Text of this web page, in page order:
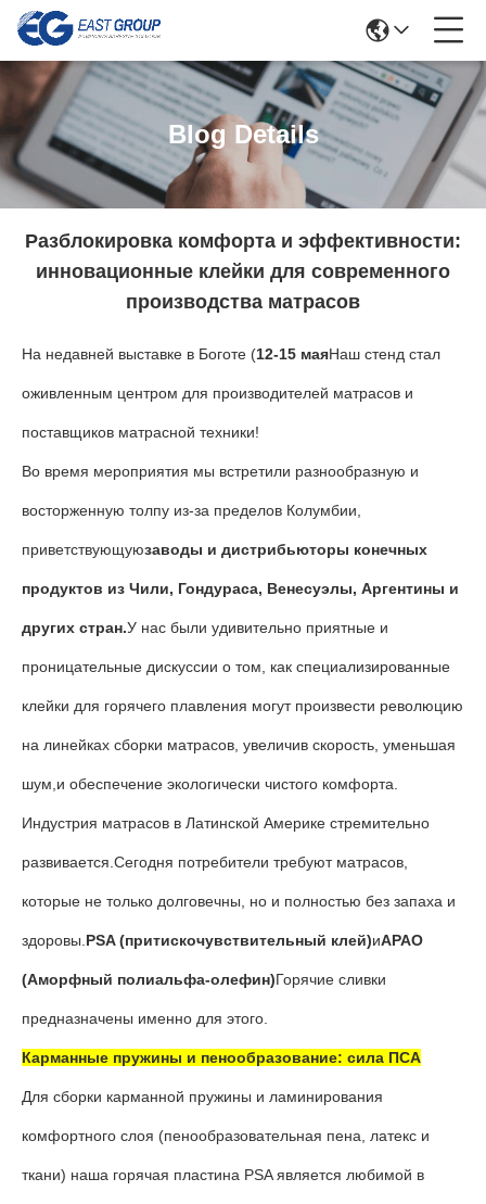
Blog Details
Разблокировка комфорта и эффективности:
инновационные клейки для современного
производства матрасов
На недавней выставке в Боготе (12-15 маяНаш стенд стал
оживленным центром для производителей матрасов и
поставщиков матрасной техники!
Во время мероприятия мы встретили разнообразную и
восторженную толпу из-за пределов Колумбии,
приветствующуюзаводы и дистрибьюторы конечных
продуктов из Чили, Гондураса, Венесуэлы, Аргентины и
других стран.У нас были удивительно приятные и
проницательные дискуссии о том, как специализированные
клейки для горячего плавления могут произвести революцию
на линейках сборки матрасов, увеличив скорость, уменьшая
шум,и обеспечение экологически чистого комфорта.
Индустрия матрасов в Латинской Америке стремительно
развивается.Сегодня потребители требуют матрасов,
которые не только долговечны, но и полностью без запаха и
здоровы. PSA (притискочувствительный клей)иAPAO
(Аморфный полиальфа-олефин)Горячие сливки
предназначены именно для этого.
Карманные пружины и пенообразование: сила ПСА
Для сборки карманной пружины и ламинирования
комфортного слоя (пенообразовательная пена, латекс и
ткани) наша горячая пластина PSA является любимой в